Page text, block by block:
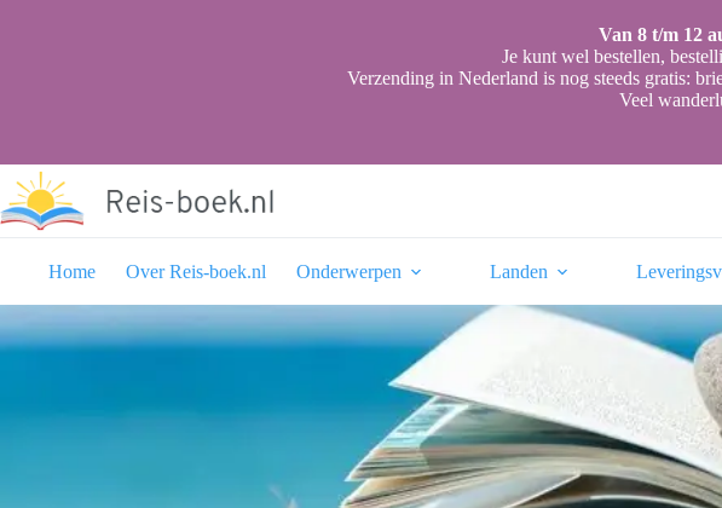
Van 8 t/m 12
Je kunt wel bestellen,
Verzending in Nederland is nog steeds gratis:
Veel
Home
Over Reis-boek.nl Onderwerpen Landen